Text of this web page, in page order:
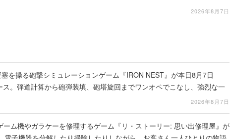
2026年8月7日
塞を操る砲撃シミュレーションゲーム『IRON NEST』が本日8月7日
。弾道計算から砲弾装填、砲塔旋回までワンオペでこなし、強烈な一
2026年8月7日
ーム機やガラケーを修理するゲーム『リ・ストーリー: 思い出修理屋』が